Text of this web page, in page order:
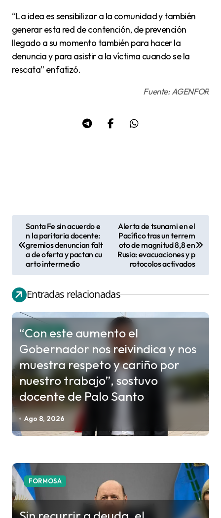
“La idea es sensibilizar a la comunidad y también
generar esta red de contención, de prevención
llegado a su momento también para hacer la
denuncia y para asistir a la víctima cuando se la
rescata” enfatizó.
Fuente: AGENFOR
e
g
a
c
n
d
e
e
n
t
a
d
a
s
Santa Fe sin acuerdo e
n la paritaria docente:
gremios denuncian falt
a de oferta y pactan cu
arto intermedio
Alerta de tsunami en el
Pacífico tras un terrem
oto de magnitud 8,8 en
Rusia: evacuaciones y p
rotocolos activados
Entradas relacionadas
FORMOSA
“Con este aumento el
Gobernador nos reivindica y nos
muestra respeto y cariño por
nuestro trabajo”, sostuvo
docente de Palo Santo
Ago 8, 2026
FORMOSA